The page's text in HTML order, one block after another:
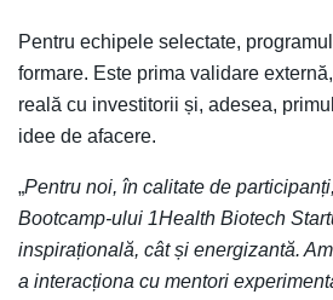
Pentru echipele selectate,
formare. Este prima validare
reală cu investitorii și, adesea,
idee de afacere.
„Pentru noi, în calitate de
Bootcamp-ului 1Health Biotech
inspirațională, cât și energizantă.
a interacționa cu mentori